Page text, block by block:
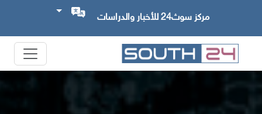
مركز سوث24 للأخبار والدراسات